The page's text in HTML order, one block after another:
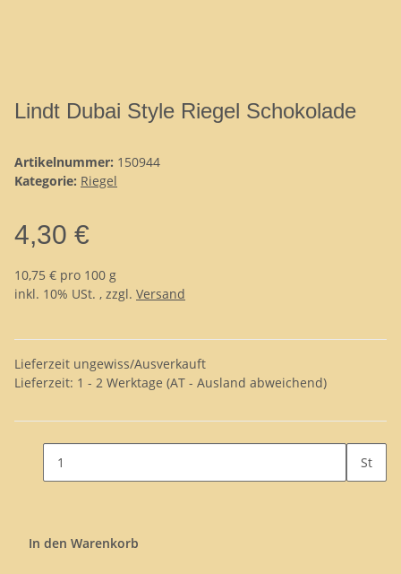
Lindt Dubai Style Riegel Schokolade
Artikelnummer: 150944
Kategorie: Riegel
4,30 €
10,75 € pro 100 g
inkl. 10% USt. , zzgl. Versand
Lieferzeit ungewiss/Ausverkauft
Lieferzeit: 1 - 2 Werktage (AT - Ausland abweichend)
St
In den Warenkorb